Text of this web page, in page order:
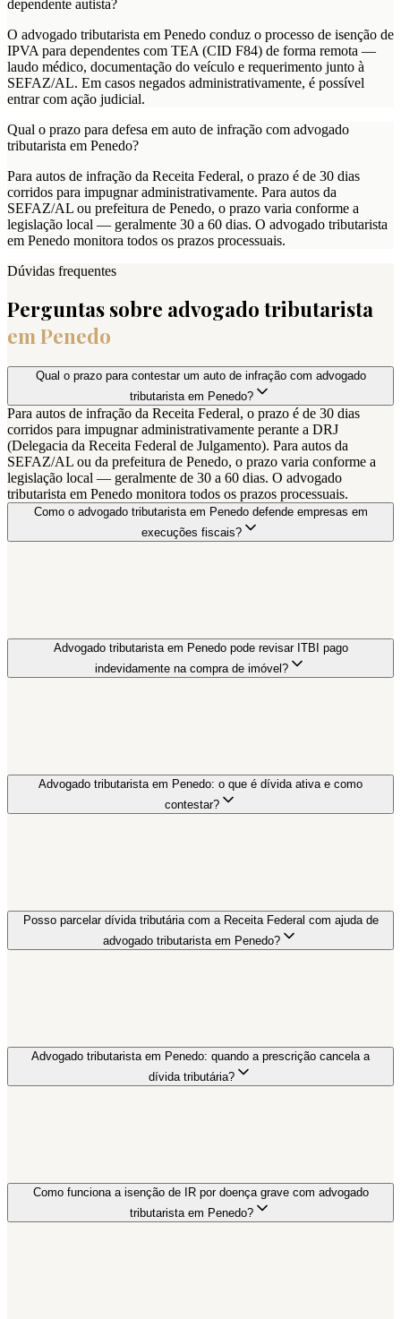
dependente autista?
O advogado tributarista em Penedo conduz o processo de isenção de
IPVA para dependentes com TEA (CID F84) de forma remota —
laudo médico, documentação do veículo e requerimento junto à
SEFAZ/AL. Em casos negados administrativamente, é possível
entrar com ação judicial.
Qual o prazo para defesa em auto de infração com advogado
tributarista em Penedo?
Para autos de infração da Receita Federal, o prazo é de 30 dias
corridos para impugnar administrativamente. Para autos da
SEFAZ/AL ou prefeitura de Penedo, o prazo varia conforme a
legislação local — geralmente 30 a 60 dias. O advogado tributarista
em Penedo monitora todos os prazos processuais.
Dúvidas frequentes
Perguntas sobre advogado tributarista
emPenedo
Qual o prazo para contestar um auto de infração com advogado
tributarista em Penedo?
Para autos de infração da Receita Federal, o prazo é de 30 dias
corridos para impugnar administrativamente perante a DRJ
(Delegacia da Receita Federal de Julgamento). Para autos da
SEFAZ/AL ou da prefeitura de Penedo, o prazo varia conforme a
legislação local — geralmente de 30 a 60 dias. O advogado
tributarista em Penedo monitora todos os prazos processuais.
Como o advogado tributarista em Penedo defende empresas em
execuções fiscais?
Advogado tributarista em Penedo pode revisar ITBI pago
indevidamente na compra de imóvel?
Advogado tributarista em Penedo: o que é dívida ativa e como
contestar?
Posso parcelar dívida tributária com a Receita Federal com ajuda de
advogado tributarista em Penedo?
Advogado tributarista em Penedo: quando a prescrição cancela a
dívida tributária?
Como funciona a isenção de IR por doença grave com advogado
tributarista em Penedo?